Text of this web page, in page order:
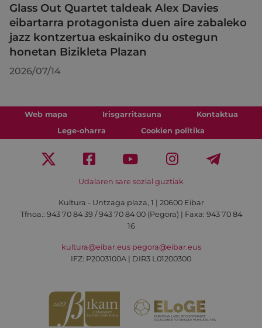
Glass Out Quartet taldeak Alex Davies
eibartarra protagonista duen aire zabaleko
jazz kontzertua eskainiko du ostegun
honetan Bizikleta Plazan
2026/07/14
Web mapa Irisgarritasuna
Kontaktua
Lege-oharra
Cookien politika
Udalaren sare sozial guztiak
Kultura - Untzaga plaza, 1 | 20600 Eibar
Tfnoa.: 943 70 84 39 / 943 70 84 00 (Pegora) | Faxa: 943 70 84
16
kultura@eibar.eus pegora@eibar.eus
IFZ: P2003100A | DIR3 L01200300